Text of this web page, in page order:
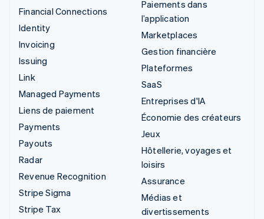
Financial Connections
Identity
Invoicing
Issuing
Link
Managed Payments
Liens de paiement
Payments
Payouts
Radar
Revenue Recognition
Stripe Sigma
Stripe Tax
Paiements dans
l’application
Marketplaces
Gestion financière
Plateformes
SaaS
Entreprises d'IA
Économie des créateurs
Jeux
Hôtellerie, voyages et
loisirs
Assurance
Médias et
divertissements